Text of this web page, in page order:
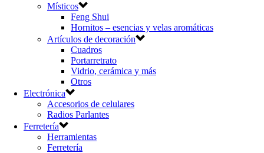
Místicos
Feng Shui
Hornitos – esencias y velas aromáticas
Artículos de decoración
Cuadros
Portarretrato
Vidrio, cerámica y más
Otros
Electrónica
Accesorios de celulares
Radios Parlantes
Ferretería
Herramientas
Ferretería